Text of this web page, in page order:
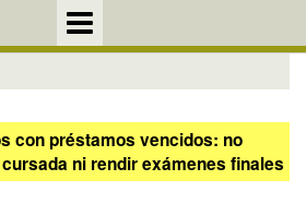
con préstamos vencidos: no
ni rendir exámenes finales